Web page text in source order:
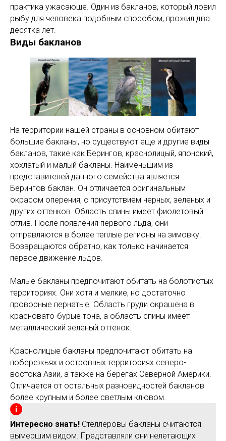
практика ужасающе. Один из бакланов, который ловил
рыбу для человека подобным способом, прожил два
десятка лет.
Виды бакланов
На территории нашей страны в основном обитают
большие бакланы, но существуют еще и другие виды
бакланов, такие как Берингов, краснолицый, японский,
хохлатый и малый бакланы. Наименьшим из
представителей данного семейства является
Берингов баклан. Он отличается оригинальным
окрасом оперения, с присутствием черных, зеленых и
других оттенков. Область спины имеет фиолетовый
отлив. После появления первого льда, они
отправляются в более теплые регионы на зимовку.
Возвращаются обратно, как только начинается
первое движение льдов.
Малые бакланы предпочитают обитать на болотистых
территориях. Они хотя и мелкие, но достаточно
проворные пернатые. Область груди окрашена в
красновато-бурые тона, а область спины имеет
металлический зеленый оттенок.
Краснолицые бакланы предпочитают обитать на
побережьях и островных территориях северо-
востока Азии, а также на берегах Северной Америки.
Отличается от остальных разновидностей бакланов
более крупным и более светлым клювом.
Интересно знать! Стеллеровы бакланы считаются
вымершим видом. Представляли они нелетающих